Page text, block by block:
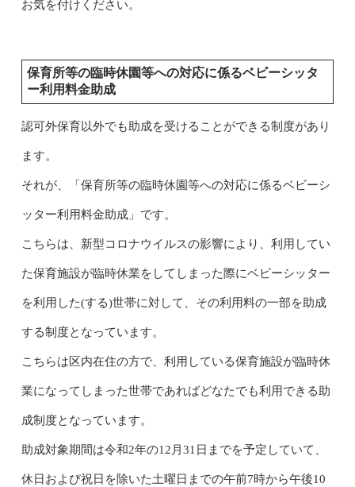
お気を付けください。
保育所等の臨時休園等への対応に係るベビーシッタ
ー利用料金助成
認可外保育以外でも助成を受けることができる制度があり
ます。
それが、「保育所等の臨時休園等への対応に係るベビーシ
ッター利用料金助成」です。
こちらは、新型コロナウイルスの影響により、利用してい
た保育施設が臨時休業をしてしまった際にベビーシッター
を利用した(する)世帯に対して、その利用料の一部を助成
する制度となっています。
こちらは区内在住の方で、利用している保育施設が臨時休
業になってしまった世帯であればどなたでも利用できる助
成制度となっています。
助成対象期間は令和2年の12月31日までを予定していて、
休日および祝日を除いた土曜日までの午前7時から午後10